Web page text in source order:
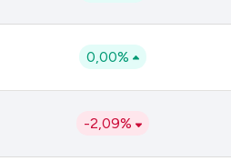
0,00%
-2,09%